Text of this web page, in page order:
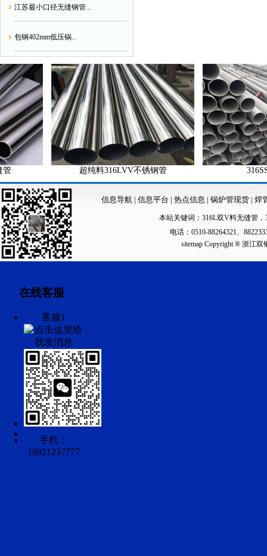
江苏最小口径无缝钢管...
包钢402mm低压锅...
超纯料316LVV不锈钢管 316SS不
信息导航| 信息平台 | 热点信息 | 锅炉管现货 | 焊
本站关键词： 316L双V料无缝管 ，
电话：0510-88264321、
sitemapCopyright ® 浙江双
在线客服
客服1
手机：
18921237777